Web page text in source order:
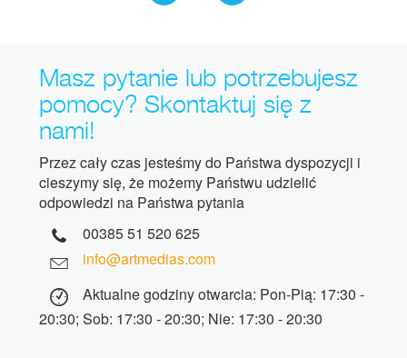
Masz pytanie lub potrzebujesz
pomocy? Skontaktuj się z
nami!
Przez cały czas jesteśmy do Państwa dyspozycji i
cieszymy się, że możemy Państwu udzielić
odpowiedzi na Państwa pytania
00385 51 520 625
info@artmedias.com
Aktualne godziny otwarcia: Pon-Pią: 17:30 -
20:30; Sob: 17:30 - 20:30; Nie: 17:30 - 20:30